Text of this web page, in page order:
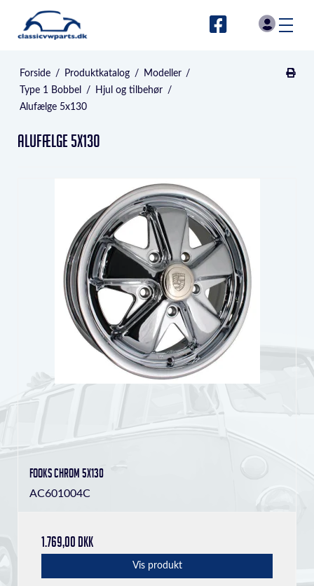
Forside / Produktkatalog / Modeller /
Type 1 Bobbel
/ Hjul og tilbehør /
Alufælge 5x130
Alufælge 5x130
Fooks Chrom 5x130
AC601004C
1.769,00 DKK
Vis produkt